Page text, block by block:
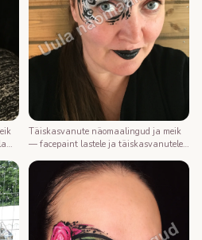
Täiskasvanute näomaalingud ja meik
— facepaint lastele ja täiskasvanutele |